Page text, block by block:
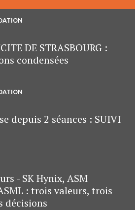
DE STRASBOURG :
condensées
depuis 2 séances : SUIVI
- SK Hynix, ASM
: trois valeurs, trois
décisions